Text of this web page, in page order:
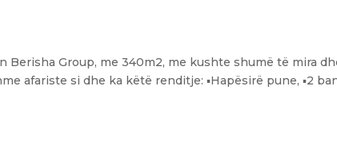
Berisha Group, me 340m2, me kushte shumë të mira
afariste si dhe ka këtë renditje: ▪️Hapësirë pune, ▪️2